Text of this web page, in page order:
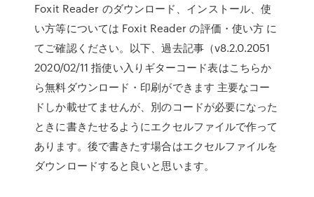
Foxit Reader のダウンロード、インストール、使
い方等については Foxit Reader の評価・使い方 に
てご確認ください。以下、過去記事（v8.2.0.2051
2020/02/11 指使い入りギターコード表はこちらか
ら無料ダウンロード・印刷ができます 主要なコー
ドしか載せてませんが、別のコードが必要になった
ときに書きたせるようにエクセルファイルで作って
あります。後で書きたす場合はエクセルファイルを
ダウンロードすると良いと思います。